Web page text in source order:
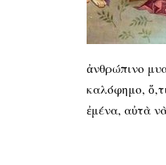
ἀνθρώπινο
καλόφημο,
ἐμένα, αὐτὰ